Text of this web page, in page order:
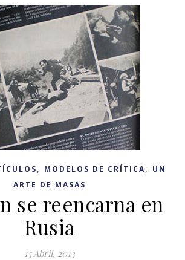
, MODELOS DE CRÍTICA, UN
ARTE DE MASAS
se reencarna en
Rusia
15 Abril, 2013